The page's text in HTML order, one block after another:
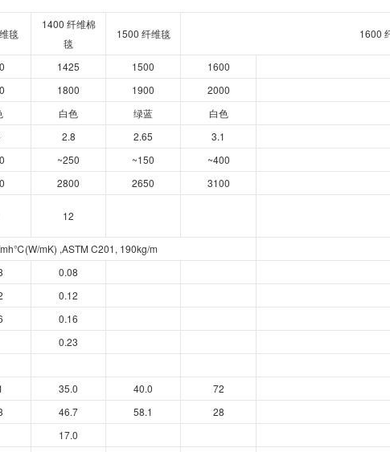
毯
1400 纤维棉
毯
1500 纤维毯 1600
1425 1500
1600
1800 1900
2000
白色 绿蓝
白色
2.8 2.65
3.1
~250 ~150
~400
2800 2650
3100
12
mK) ,ASTM C201, 190kg/m
0.08
0.12
0.16
0.23
35.0 40.0
72
46.7 58.1
28
17.0